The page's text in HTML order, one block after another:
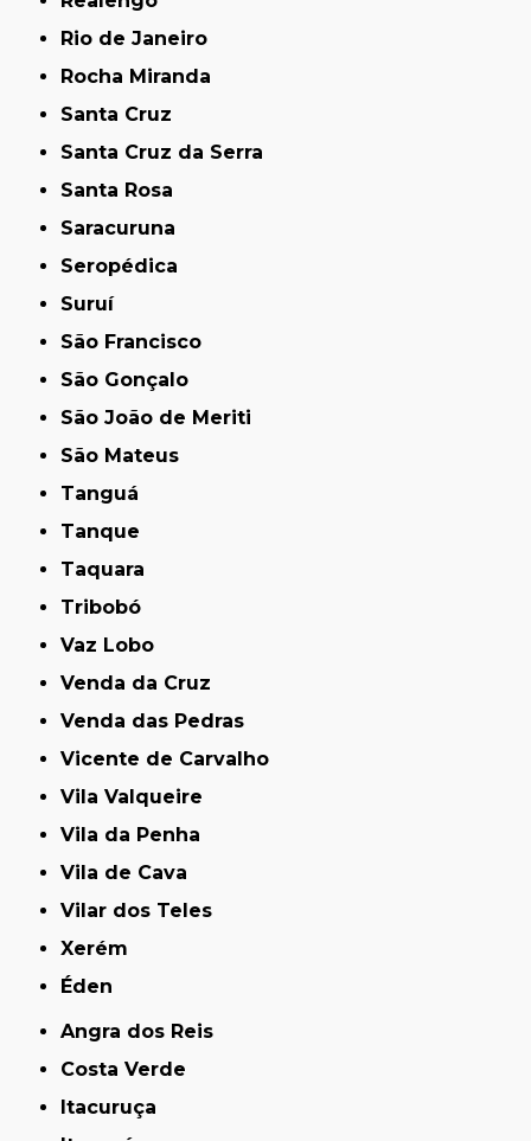
Rio de Janeiro
Rocha Miranda
Santa Cruz
Santa Cruz da Serra
Santa Rosa
Saracuruna
Seropédica
Suruí
São Francisco
São Gonçalo
São João de Meriti
São Mateus
Tanguá
Tanque
Taquara
Tribobó
Vaz Lobo
Venda da Cruz
Venda das Pedras
Vicente de Carvalho
Vila Valqueire
Vila da Penha
Vila de Cava
Vilar dos Teles
Xerém
Éden
Angra dos Reis
Costa Verde
Itacuruça